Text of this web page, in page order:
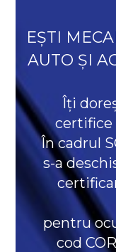
EȘTI
AUTO ȘI
Îți
certifice
În cadrul
s-a
pentru
cod